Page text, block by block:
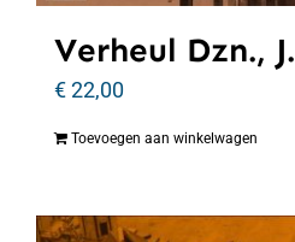
Verheul Dzn., J.
€22,00
Toevoegen aan winkelwagen